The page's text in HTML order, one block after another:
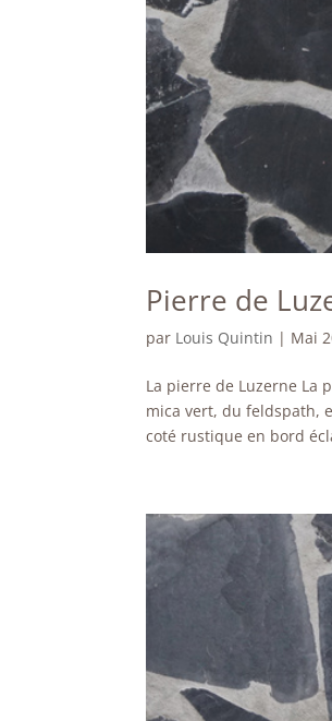
Pierre de
par Louis Quintin | Mai
La pierre de Luzerne La
mica vert, du feldspath,
coté rustique en bord